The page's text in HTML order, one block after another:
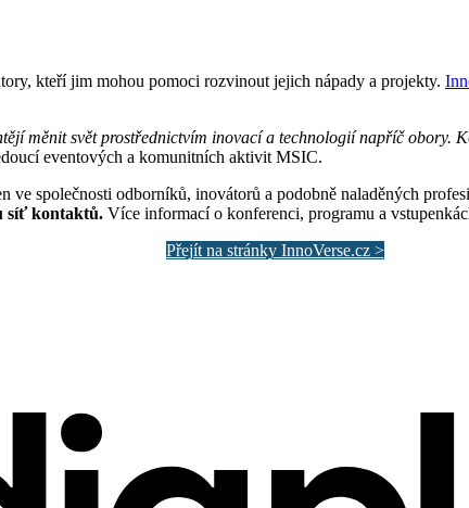
kteří jim mohou pomoci rozvinout jejich nápady a projekty.
měnit svět prostřednictvím inovací a technologií napříč obory.
eventových a komunitních aktivit MSIC.
ve společnosti odborníků, inovátorů a podobně naladěných
síť kontaktů. Více informací o konferenci, programu a
Přejít na stránky InnoVerse.cz >